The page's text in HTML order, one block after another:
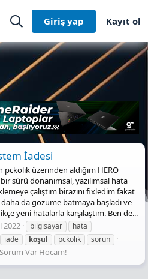
Giriş yap Kayıt ol
İadesi
üzerinden aldığım HERO
sürü donanımsal, yazılımsal hata
çalıştım birazını fixledim fakat
da gözüme batmaya başladı ve
yeni hatalarla karşılaştım. Ben de...
2022 bilgisayar
hata
iade koşul pckolik sorun
Sorum Var Hocam!